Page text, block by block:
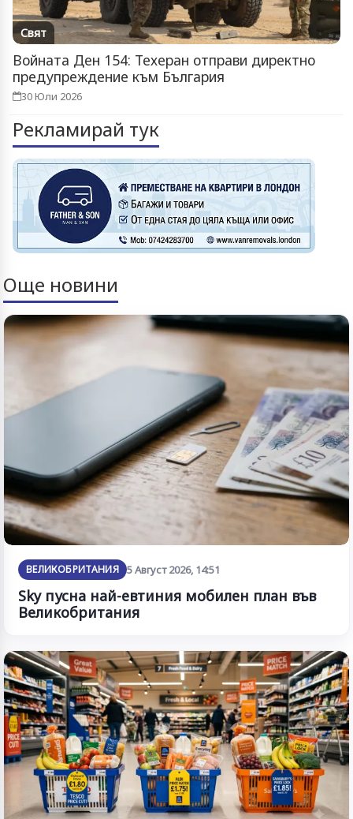
Свят
Войната Ден 154: Техеран отправи директно
предупреждение към България
30 Юли 2026
Рекламирай тук
Още новини
ВЕЛИКОБРИТАНИЯ 5 Август 2026, 14:51
Sky пусна най-евтиния мобилен план във
Великобритания